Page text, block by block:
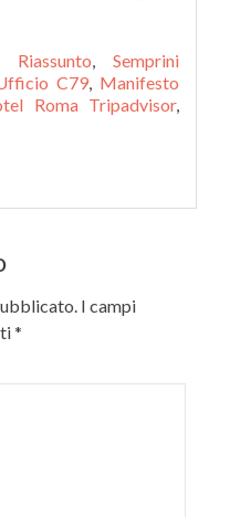
, Semprini
C79, Manifesto
Roma Tripadvisor,
I campi
*